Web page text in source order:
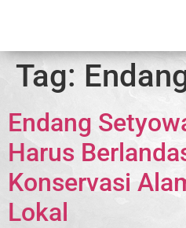
Tag:
Endang
Harus
Konservasi
Lokal